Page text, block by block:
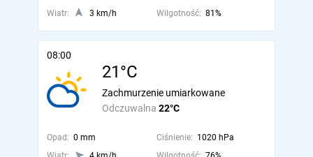
Wiatr: 3 km/h Wilgotność: 81%
08:00
21°C
Odczuwalna 22°C
Zachmurzenie umiarkowane
Opad: 0 mm Ciśnienie: 1020 hPa